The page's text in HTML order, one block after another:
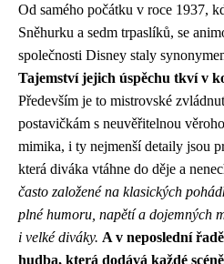
Od samého počátku v roce 1937,
Sněhurku a sedm trpaslíků, se
společnosti Disney staly
Tajemství jejich úspěchu tkví v
Především je to mistrovské
postavičkám s neuvěřitelnou
mimika, i ty nejmenší detaily jsou
která diváka vtáhne do děje a
často založené na klasických
plné humoru, napětí a dojemných
i velké diváky. A v neposlední
hudba, která dodává každé